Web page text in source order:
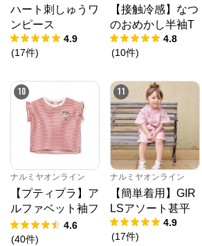
ハート刺しゅうワ
ンピース
4.9
(17件)
【接触冷感】なつ
のおめかし半袖T
4.8
(10件)
10
ナルミヤオンライン
【プティプラ】ア
ルファベット袖フ
リルTシャツ
4.6
(40件)
11
ナルミヤオンライン
【簡単着用】GIR
LSアソート甚平
4.9
(17件)
ナルミヤオンラインからの
ナルミヤオンライン公式通販ショップ。
ゾピアノ、プティマイン、ラブトキシ
ミニ等、全ブランド、全商品をご覧い